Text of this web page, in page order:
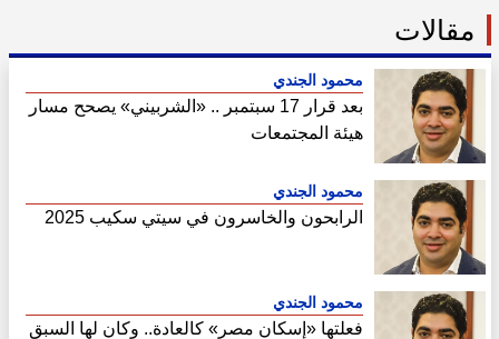
مقالات
محمود الجندي
بعد قرار 17 سبتمبر .. «الشربيني» يصحح مسار
هيئة المجتمعات
محمود الجندي
الرابحون والخاسرون في سيتي سكيب 2025
محمود الجندي
فعلتها «إسكان مصر» كالعادة.. وكان لها السبق